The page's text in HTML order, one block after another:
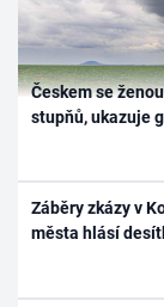
Českem se
stupňů, ukazuje
Záběry zkázy v
města hlásí